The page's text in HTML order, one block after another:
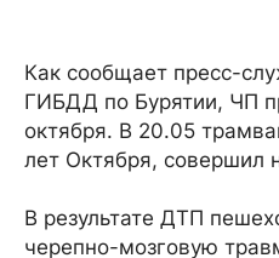
Как сообщает пресс-
ГИБДД по Бурятии, ЧП
октября. В 20.05
лет Октября, совершил
В результате ДТП
черепно-мозговую